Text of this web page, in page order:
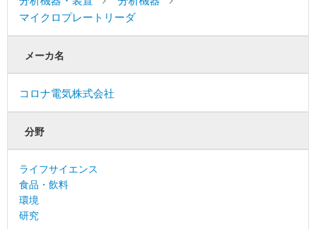
マイクロプレートリーダ
メーカ名
コロナ電気株式会社
分野
ライフサイエンス
食品・飲料
環境
研究